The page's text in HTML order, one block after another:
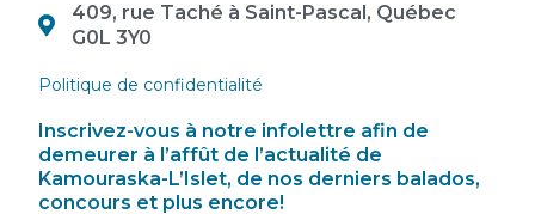
409, rue Taché à Saint-Pascal, Québec
G0L 3Y0
Politique de confidentialité
Inscrivez-vous à notre infolettre afin de
demeurer à l’affût de l’actualité de
Kamouraska-L’Islet, de nos derniers balados,
concours et plus encore!